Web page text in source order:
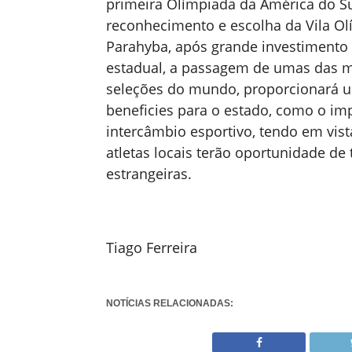
primeira Olímpiada da América do
reconhecimento e escolha da Vila
Parahyba, após grande
estadual, a passagem de umas das
seleções do mundo, proporcionará
beneficies para o estado, como o
intercâmbio esportivo, tendo em
atletas locais terão oportunidade de
estrangeiras.
Tiago Ferreira
NOTÍCIAS RELACIONADAS: